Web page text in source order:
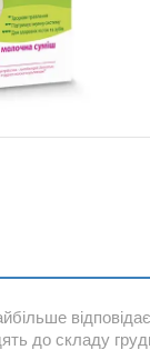
до складу